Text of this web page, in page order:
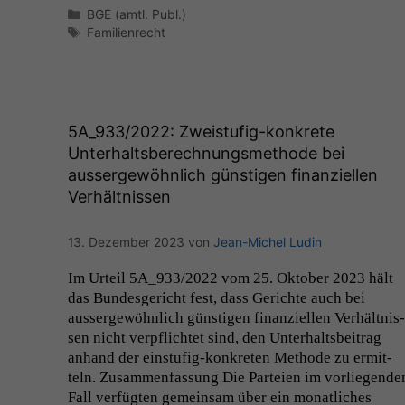
Kategorien
BGE (amtl. Publ.)
Schlagwörter
Familienrecht
5A_933/2022: Zweistufig-konkrete
Unterhaltsberechnungsmethode bei
aussergewöhnlich günstigen finanziellen
Verhältnissen
13. Dezember 2023 von Jean-Michel Ludin
Im Urteil 5A_933/2022 vom 25. Okto­ber 2023 hält
das Bun­des­gericht fest, dass Gerichte auch bei
aussergewöhn­lich gün­sti­gen finanziellen Ver­hält­nis­
sen nicht verpflichtet sind, den Unter­halts­beitrag
anhand der ein­s­tu­­fig-konkreten Meth­ode zu ermit­
teln. Zusam­men­fas­sung Die Parteien im
Fall ver­fügten gemein­sam über ein monatlich­es